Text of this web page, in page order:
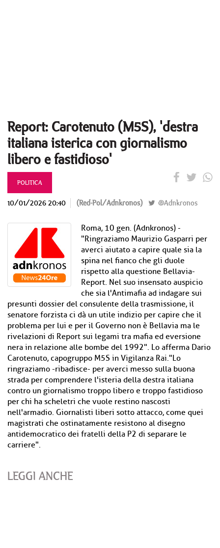
Report: Carotenuto (M5S), 'destra
italiana isterica con giornalismo
libero e fastidioso'
POLITICA
10/01/2026 20:40 (Red-Pol/Adnkronos) @Adnkronos
Roma, 10 gen. (Adnkronos) -
"Ringraziamo Maurizio Gasparri per
averci aiutato a capire quale sia la
spina nel fianco che gli duole
rispetto alla questione Bellavia-
Report. Nel suo insensato auspicio
che sia l'Antimafia ad indagare sui
presunti dossier del consulente della trasmissione, il
senatore forzista ci dà un utile indizio per capire che il
problema per lui e per il Governo non è Bellavia ma le
rivelazioni di Report sui legami tra mafia ed eversione
nera in relazione alle bombe del 1992". Lo afferma Dario
Carotenuto, capogruppo M5S in Vigilanza Rai."Lo
ringraziamo -ribadisce- per averci messo sulla buona
strada per comprendere l'isteria della destra italiana
contro un giornalismo troppo libero e troppo fastidioso
per chi ha scheletri che vuole restino nascosti
nell'armadio. Giornalisti liberi sotto attacco, come quei
magistrati che ostinatamente resistono al disegno
antidemocratico dei fratelli della P2 di separare le
carriere".
LEGGI ANCHE